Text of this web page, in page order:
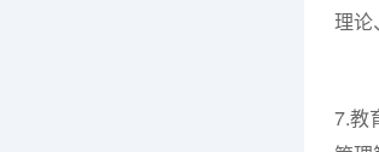
理论
7.教